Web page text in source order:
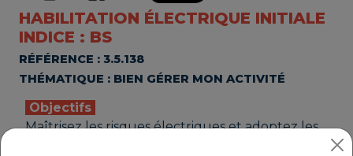
HABILITATION ÉLECTRIQUE INITIALE
INDICE : BS
RÉFÉRENCE : 3.5.138
THÉMATIQUE : BIEN GÉRER MON ACTIVITÉ
Objectifs
Maîtrisez les risques électriques et adoptez les